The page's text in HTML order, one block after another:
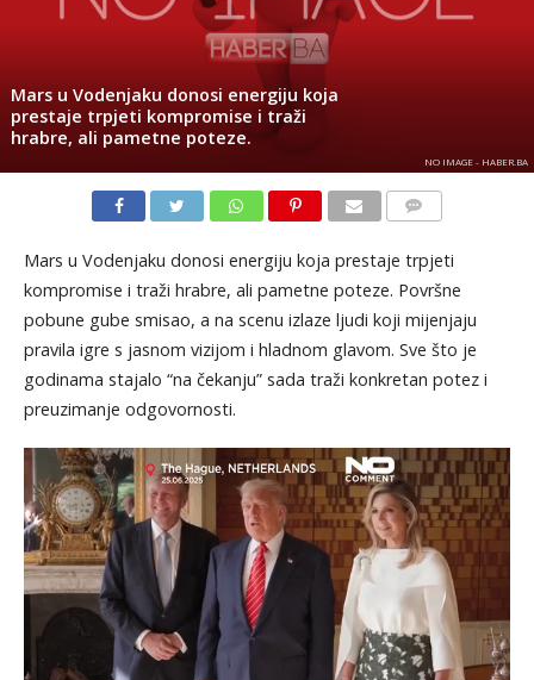
Mars u Vodenjaku donosi energiju koja
prestaje trpjeti kompromise i traži
hrabre, ali pametne poteze.
NO IMAGE - HABER.BA
Mars u Vodenjaku donosi energiju koja prestaje trpjeti
kompromise i traži hrabre, ali pametne poteze. Površne
pobune gube smisao, a na scenu izlaze ljudi koji mijenjaju
pravila igre s jasnom vizijom i hladnom glavom. Sve što je
godinama stajalo “na čekanju” sada traži konkretan potez i
preuzimanje odgovornosti.